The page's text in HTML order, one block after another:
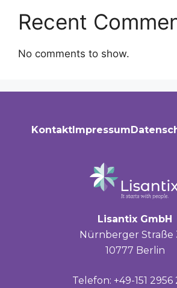
Recent
No comments to show.
KontaktImpressum
Lisantix GmbH
Nürnberger Straße
10777 Berlin
Telefon: +49-151 2956